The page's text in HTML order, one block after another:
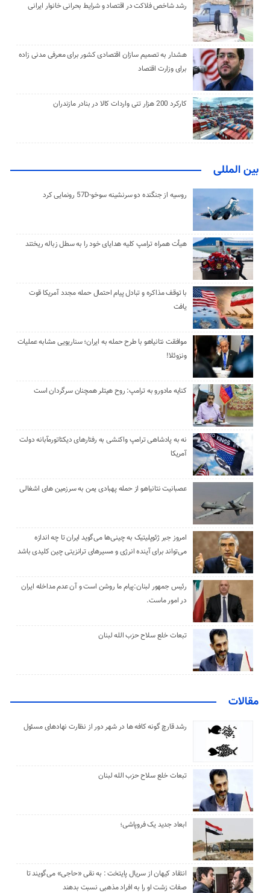
رشد شاخص فلاکت در اقتصاد و شرایط بحرانی خانوار ایرانی
هشدار به تصمیم سازان اقتصادی کشور برای معرفی مدنی زاده
برای وزارت اقتصاد
کارکرد 200 هزار تنی واردات کالا در بنادر مازندران
بین المللی
روسیه از جنگنده دو سرنشینه سوخو-57D رونمایی کرد
هیأت همراه ترامپ کلیه هدایای خود را به سطل زباله ریختند
با توقف مذاکره و تبادل پیام احتمال حمله مجدد آمریکا قوت
یافت
موافقت نتانیاهو با طرح حمله به ایران؛ سناریویی مشابه عملیات
ونزوئلا!
کنایه مادورو به ترامپ: روح هیتلر همچنان سرگردان است
نه به پادشاهی ترامپ واکنشی به رفتارهای دیکتاتورمآبانه دولت
آمریکا
عصبانیت نتانیاهو از حمله پهبادی یمن به سرزمین های اشغالی
امروز جبر ژئوپلیتیک به چینی‌ها می‌گوید ایران تا چه اندازه
می‌تواند برای آینده انرژی و مسیرهای ترانزیتی چین کلیدی باشد
رئیس جمهور لبنان:پیام ما روشن است و آن عدم مداخله ایران
در امور ماست.
تبعات خلع سلاح حزب الله لبنان
مقالات
رشد قارچ گونه کافه ها در شهر دور از نظارت نهادهای مسئول
تبعات خلع سلاح حزب الله لبنان
ابعاد جدید یک فروپاشی؛
انتقاد کیهان از سریال پایتخت : به نقی «حاجی» می‌گویند تا
صفات زشت او را به افراد مذهبی نسبت بدهند